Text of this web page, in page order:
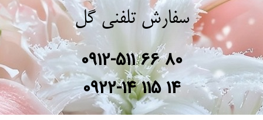
سفارش تلفنی گل
0912-511 66 80
0922-14 115 14